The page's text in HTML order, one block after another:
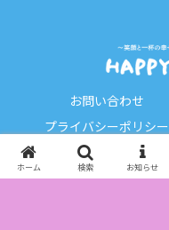
お問い合わせ
プライバシーポリシー
免責事項
ホーム 検索 お知らせ